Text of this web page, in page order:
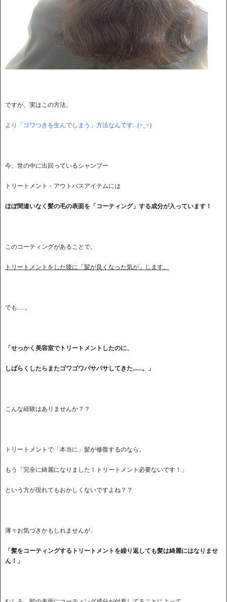
ですが、実はこの方法、
より「ゴワつきを生んでしまう」方法なんです...(>_<)
今、世の中に出回っているシャンプー
トリートメント・アウトバスアイテムには
ほぼ間違いなく髪の毛の表面を「コーティング」する成分が入っています！
このコーティングがあることで、
トリートメントをした後に「髪が良くなった気が」します。
でも.....。
「せっかく美容室でトリートメントしたのに、
しばらくしたらまたゴワゴワパサパサしてきた......。」
こんな経験はありませんか？？
トリートメントで「本当に」髪が修復するのなら、
もう「完全に綺麗になりました！トリートメント必要ないです！」
という方が現れてもおかしくないですよね？？
薄々お気づきかもしれませんが、
「髪をコーティングするトリートメントを繰り返しても髪は綺麗にはなりませ
ん！」